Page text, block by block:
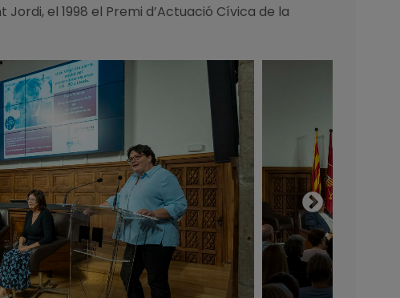
el 1998 el Premi d’Actuació Cívica de la